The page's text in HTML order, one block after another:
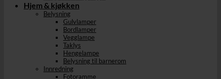
Hjem & kjøkken
Belysning
Gulvlamper
Bordlamper
Vegglampe
Taklys
Hengelampe
Belysning til barnerom
Innredning
Fotoramme